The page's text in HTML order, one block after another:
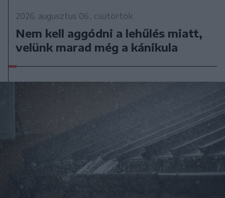
2026. augusztus 06., csütörtök
Nem kell aggódni a lehűlés miatt,
velünk marad még a kánikula